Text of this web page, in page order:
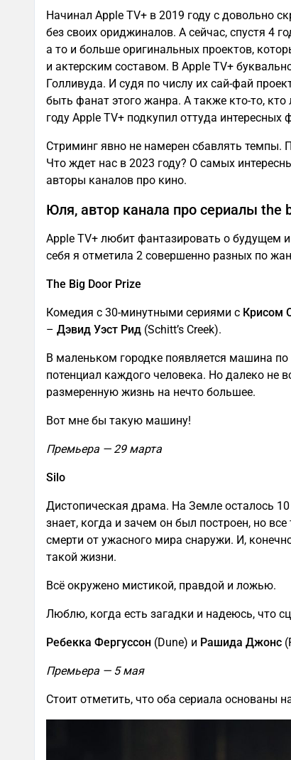
Начинал Apple TV+ в 2019 году с довольно
без своих ориджиналов. А сейчас, спустя 4
а то и больше оригинальных проектов,
и актерским составом. В Apple TV+
Голливуда. И судя по числу их сай-фай
быть фанат этого жанра. А также кто-то,
году Apple TV+ подкупил оттуда интересных
Стриминг явно не намерен сбавлять
Что ждет нас в 2023 году? О самых
авторы каналов про кино.
Юля, автор канала про сериалы the
Apple TV+ любит фантазировать о будущем
себя я отметила 2 совершенно разных по
The Big Door Prize
Комедия с 30-минутными сериями с Крисом
– Дэвид Уэст Рид (Schitt’s Creek).
В маленьком городке появляется машина
потенциал каждого человека. Но далеко не
размеренную жизнь на нечто большее.
Вот мне бы такую машину!
Премьера — 29 марта
Silo
Дистопическая драма. На Земле осталось
знает, когда и зачем он был построен, но
смерти от ужасного мира снаружи. И,
такой жизни.
Всё окружено мистикой, правдой и ложью.
Люблю, когда есть загадки и надеюсь, что
Ребекка Фергуссон (Dune) и Рашида Джонс
Премьера — 5 мая
Стоит отметить, что оба сериала основаны